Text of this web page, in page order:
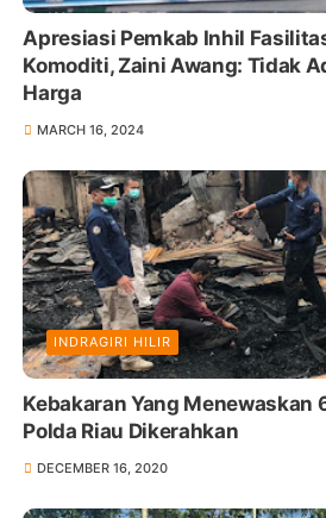
Apresiasi Pemkab Inhil
Komoditi, Zaini Awang: Tidak
Harga
MARCH 16, 2024
INDRAGIRI HILIR
Kebakaran Yang Menewaskan
Polda Riau Dikerahkan
DECEMBER 16, 2020